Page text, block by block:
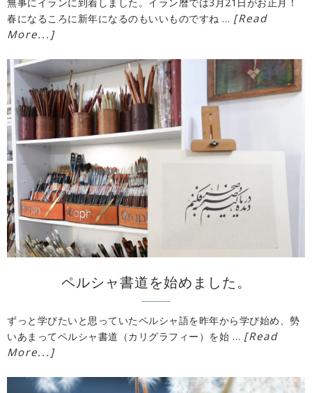
春になるころに新年になるのもいいものですね … [Read
More...]
ペルシャ書道を始めました。
ずっと学びたいと思っていたペルシャ語を昨年から学び始め、勢
いあまってペルシャ書道（カリグラフィー）を始 … [Read
More...]